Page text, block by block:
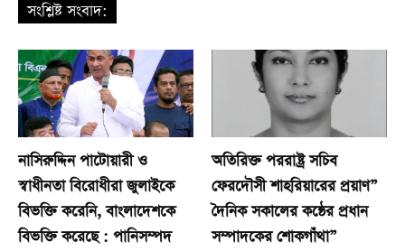
সংশ্লিষ্ট সংবাদ:
নাসিরুদ্দিন পাটোয়ারী ও
স্বাধীনতা বিরোধীরা জুলাইকে
বিভক্তি করেনি, বাংলাদেশকে
বিভক্তি করেছে : পানিসম্পদ
অতিরিক্ত পররাষ্ট্র সচিব
ফেরদৌসী শাহরিয়ারের প্রয়াণ”
দৈনিক সকালের কন্ঠের প্রধান
সম্পাদকের শোকগাঁথা”